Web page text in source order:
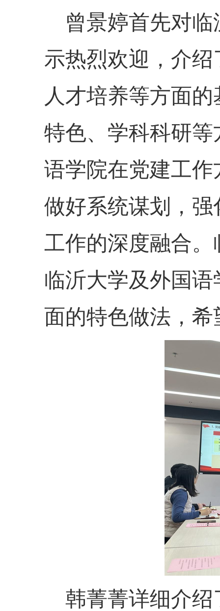
曾景婷首先对
示热烈欢迎，介
人才培养等方面
特色、学科科研
语学院在党建工
做好系统谋划，
工作的深度融合
临沂大学及外国
面的特色做法，
韩菁菁详细介